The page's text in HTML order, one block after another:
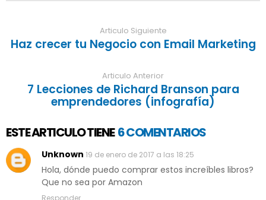
Articulo Siguiente
Haz crecer tu Negocio con Email Marketing
Articulo Anterior
7 Lecciones de Richard Branson para
emprendedores (infografía)
ESTE ARTICULO TIENE 6 COMENTARIOS
Unknown 19 de enero de 2017 a las 18:25
Hola, dónde puedo comprar estos increíbles libros?
Que no sea por Amazon
Responder